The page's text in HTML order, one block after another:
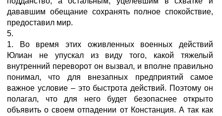
дававшим обещание сохранять полное спокойствие,
предоставил мир.
5.
1. Во время этих оживленных военных действий
Юлиан не упускал из виду того, какой тяжелый
внутренний переворот он вызвал, и вполне правильно
понимал, что для внезапных предприятий самое
важное условие – это быстрота действий. Поэтому он
полагал, что для него будет безопаснее открыто
объявить о своем отпадении от Констанция. А так как